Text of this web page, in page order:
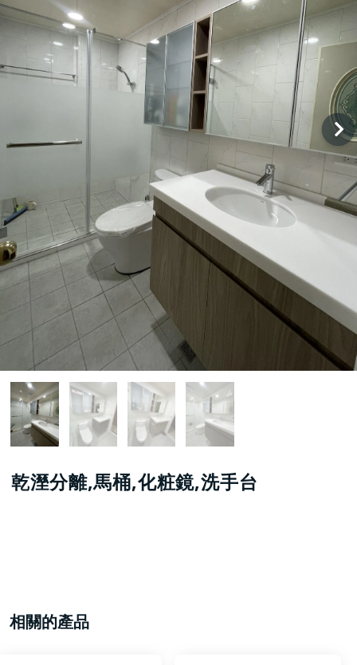
乾溼分離,馬桶,化粧鏡,洗手台
相關的產品